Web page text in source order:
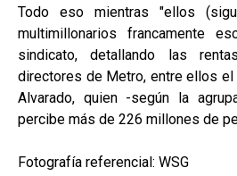
Todo eso mientras "ellos
multimillonarios francamente
sindicato, detallando las
directores de Metro, entre ellos el
Alvarado, quien -según la
percibe más de 226 millones de
Fotografía referencial: WSG